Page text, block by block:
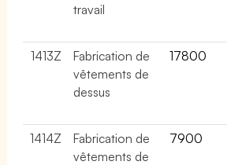
travail
1413Z
Fabrication de
vêtements de
dessus
17800
1414Z
Fabrication de
vêtements de
7900